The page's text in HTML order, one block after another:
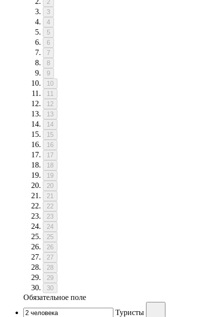
2
3
4
5
6
7
8
9
10
11
12
13
14
15
16
17
18
19
20
21
22
23
24
25
26
27
28
29
30
Обязательное поле
Туристы